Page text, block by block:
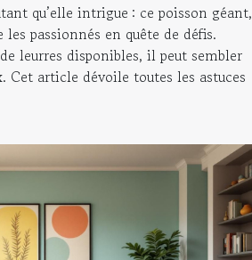
qu’elle intrigue : ce poisson géant,
passionnés en quête de défis.
leurres disponibles, il peut sembler
article dévoile toutes les astuces